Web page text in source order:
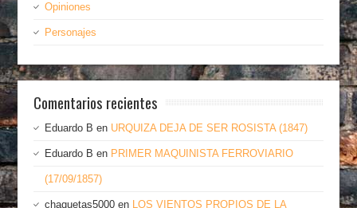
Opiniones
Personajes
Comentarios recientes
Eduardo B en URQUIZA DEJA DE SER ROSISTA (1847)
Eduardo B en PRIMER MAQUINISTA FERROVIARIO
(17/09/1857)
chaquetas5000 en LOS VIENTOS PROPIOS DE LA